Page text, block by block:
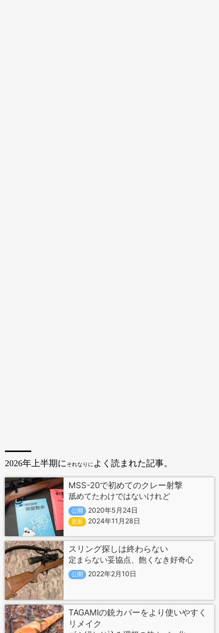
2026年上半期にそれなりに よく読まれた記事。
MSS-20で初めてのクレー射撃
舐めてたわけではないけれど
公開 2020年5月24日
更新 2024年11月28日
スリング探しは終わらない
定まらない妥協点、飽くなき好奇心
公開 2022年2月10日
TAGAMIの銃カバーをより使いやすく
リメイク